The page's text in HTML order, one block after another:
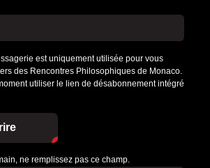
est uniquement utilisée pour vous
des Rencontres Philosophiques de Monaco.
utiliser le lien de désabonnement intégré
ne remplissez pas ce champ.